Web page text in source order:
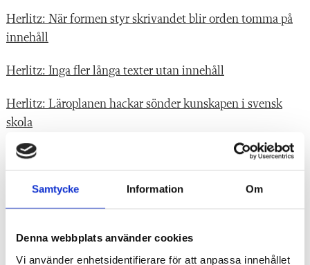
Samtycke Information Om
Denna webbplats använder cookies
Vi använder enhetsidentifierare för att anpassa innehållet
Herlitz: När formen styr skrivandet blir orden tomma på
innehåll
Herlitz: Inga fler långa texter utan innehåll
Herlitz: Läroplanen hackar sönder kunskapen i svensk
skola
Herlitz: Vi måste sluta lägga så förtvivlat mycket tid på att
nöta gamla prov